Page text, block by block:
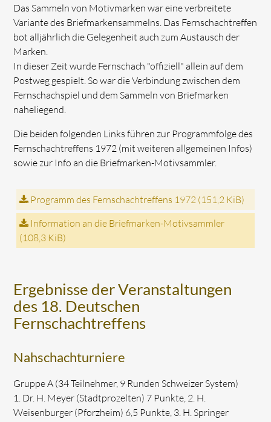
Das Sammeln von Motivmarken war eine verbreitete
Variante des Briefmarkensammelns. Das Fernschachtreffen
bot alljährlich die Gelegenheit auch zum Austausch der
Marken.
In dieser Zeit wurde Fernschach "offiziell" allein auf dem
Postweg gespielt. So war die Verbindung zwischen dem
Fernschachspiel und dem Sammeln von Briefmarken
naheliegend.
Die beiden folgenden Links führen zur Programmfolge des
Fernschachtreffens 1972 (mit weiteren allgemeinen Infos)
sowie zur Info an die Briefmarken-Motivsammler.
Programm des Fernschachtreffens 1972 (151,2 KiB)
Information an die Briefmarken-Motivsammler
(108,3 KiB)
Ergebnisse der Veranstaltungen
des 18. Deutschen
Fernschachtreffens
Nahschachturniere
Gruppe A (34 Teilnehmer, 9 Runden Schweizer System)
1. Dr. H. Meyer (Stadtprozelten) 7 Punkte, 2. H.
Weisenburger (Pforzheim) 6,5 Punkte, 3. H. Springer